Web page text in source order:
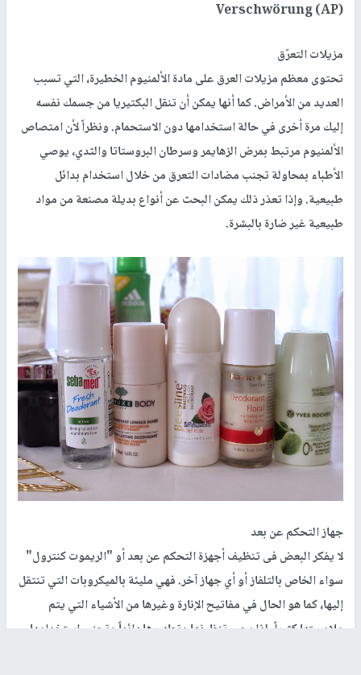
مزيلات التعرّق
تحتوى معظم مزيلات العرق على مادة الألمنيوم الخطيرة، التي تسبب
العديد من الأمراض. كما أنها يمكن أن تنقل البكتيريا من جسمك نفسه
إليك مرة أخرى في حالة استخدامها دون الاستحمام. ونظراً لأن امتصاص
الألمنيوم مرتبط بمرض الزهايمر وسرطان البروستاتا والثدي، يوصي
الأطباء بمحاولة تجنب مضادات التعرق من خلال استخدام بدائل
طبيعية. وإذا تعذر ذلك يمكن البحث عن أنواع بديلة مصنعة من مواد
طبيعية غير ضارة بالبشرة.
جهاز التحكم عن بعد
لا يفكر البعض فى تنظيف أجهزة التحكم عن بعد أو "الريموت كنترول"
سواء الخاص بالتلفاز أو أي جهاز آخر. فهي مليئة بالميكروبات التي تنتقل
إليها، كما هو الحال في مفاتيح الإنارة وغيرها من الأشياء التي يتم
ملامستها كثيراً. لذا يجب تنظيفها وتطهيرها دائماً وتجنب استخدامها